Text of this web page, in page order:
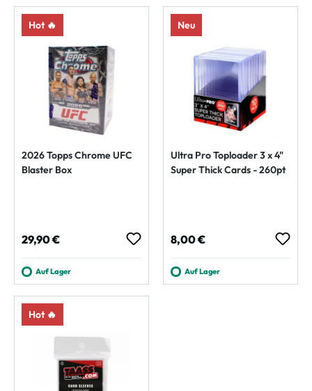
Hot 🔥
2026 Topps Chrome UFC
Blaster Box
Regulärer Preis:
29,90 €
Auf Lager
Neu
Ultra Pro Toploader 3 x 4"
Super Thick Cards - 260pt
Regulärer Preis:
8,00 €
Auf Lager
Hot 🔥